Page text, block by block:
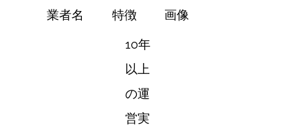
業者名 特徴 画像
10年
以上
の運
営実